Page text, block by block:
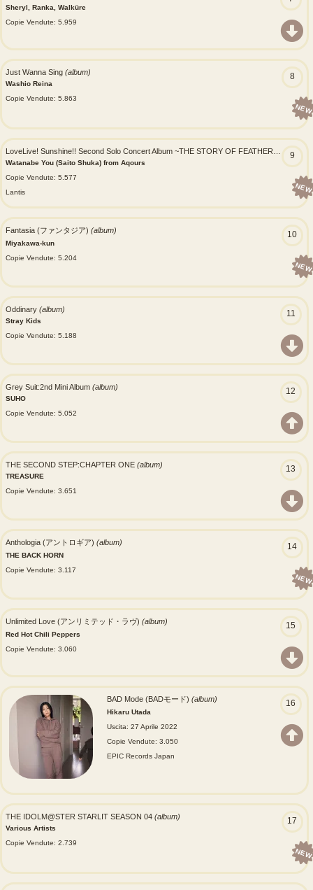
Sheryl, Ranka, Walküre
Copie Vendute: 5.959
8
NEW
Just Wanna Sing (album)
Washio Reina
Copie Vendute: 5.863
9
NEW
Watanabe You (Saito Shuka) from Aqours
Copie Vendute: 5.577
Lantis
10
NEW
Fantasia (ファンタジア) (album)
Miyakawa-kun
Copie Vendute: 5.204
11
Oddinary (album)
Stray Kids
Copie Vendute: 5.188
12
Grey Suit:2nd Mini Album (album)
SUHO
Copie Vendute: 5.052
13
THE SECOND STEP:CHAPTER ONE (album)
TREASURE
Copie Vendute: 3.651
14
NEW
Anthologia (アントロギア) (album)
THE BACK HORN
Copie Vendute: 3.117
15
Unlimited Love (アンリミテッド・ラヴ) (album)
Red Hot Chili Peppers
Copie Vendute: 3.060
16
BAD Mode (BADモード) (album)
Hikaru Utada
Uscita: 27 Aprile 2022
Copie Vendute: 3.050
EPIC Records Japan
17
NEW
THE IDOLM@STER STARLIT SEASON 04 (album)
Various Artists
Copie Vendute: 2.739